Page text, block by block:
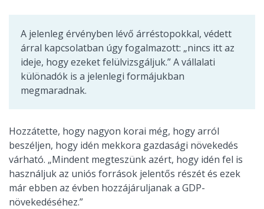
A jelenleg érvényben lévő árréstopokkal, védett
árral kapcsolatban úgy fogalmazott: „nincs itt az
ideje, hogy ezeket felülvizsgáljuk.” A vállalati
különadók is a jelenlegi formájukban
megmaradnak.
Hozzátette, hogy nagyon korai még, hogy arról
beszéljen, hogy idén mekkora gazdasági növekedés
várható. „Mindent megteszünk azért, hogy idén fel is
használjuk az uniós források jelentős részét és ezek
már ebben az évben hozzájáruljanak a GDP-
növekedéséhez.”